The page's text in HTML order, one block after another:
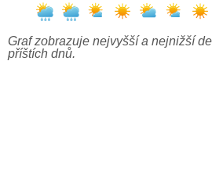
Graf zobrazuje nejvyšší a nejnižší
příštích dnů.